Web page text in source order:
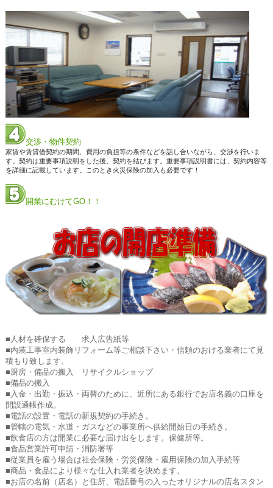
交渉・物件契約
家賃や賃貸借契約の期間、費用の負担等の条件などを話し合いながら、交渉を行いま
す。契約は重要事項説明をした後、契約を結びます。重要事項説明書には、契約内容等
を詳細に記載しています。このとき火災保険の加入も必要です！
開業にむけてGO！！
■人材を確保する 求人広告紙等
■内装工事室内装飾リフォーム等ご相談下さい・信頼のおける業者にて見
積もり致します。
■厨房・備品の搬入 リサイクルショップ
■備品の搬入
■入金・出勤・振込・両替のために、近所にある銀行でお店名義の口座を
開設通帳作成。
■電話の設置・電話の新規契約の手続き。
■管轄の電気・水道・ガスなどの事業所へ供給開始日の手続き。
■飲食店の方は開業に必要な届け出をします。保健所等。
■食品営業許可申請・消防署等
■従業員を雇う場合は社会保険・労災保険・雇用保険の加入手続等
■商品・食品により様々な仕入れ業者を決めます。
■お店の名前（店名）と住所、電話番号の入ったオリジナルの店名スタン